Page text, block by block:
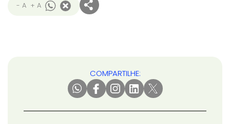
- A + A
COMPARTILHE: